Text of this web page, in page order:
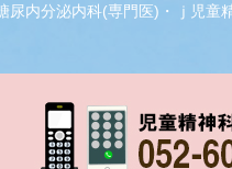
内分泌内科(専門医)・ｊ児童